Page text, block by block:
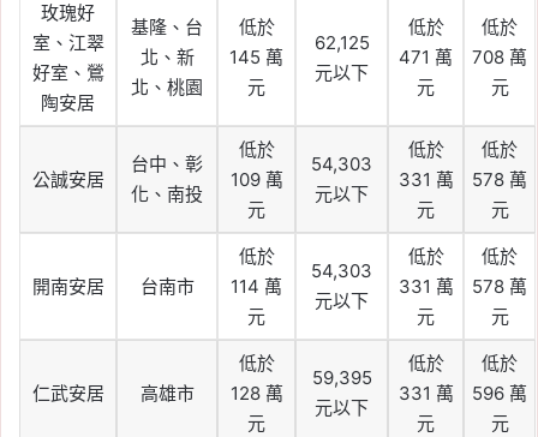
玫瑰好
室、江翠
好室、鶯
陶安居
基隆、台
北、新
北、桃園
低於
145 萬
元
62,125
元以下
低於
471 萬
元
低於
708 萬
元
公誠安居
台中、彰
化、南投
低於
109 萬
元
54,303
元以下
低於
331 萬
元
低於
578 萬
元
開南安居 台南市
低於
114 萬
元
54,303
元以下
低於
331 萬
元
低於
578 萬
元
仁武安居 高雄市
低於
128 萬
元
59,395
元以下
低於
331 萬
元
低於
596 萬
元